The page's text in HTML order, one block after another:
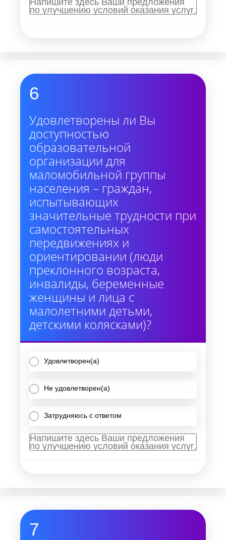
6
Удовлетворены ли Вы
доступностью
образовательной
организации для
маломобильной группы
населения – граждан,
испытывающих
значительные трудности при
самостоятельных
передвижениях и
ориентировании (люди
преклонного возраста,
инвалиды, беременные
женщины и лица с
малолетними детьми,
детскими колясками)?
Удовлетворен(а)
Не удовлетворен(а)
Затрудняюсь с ответом
7